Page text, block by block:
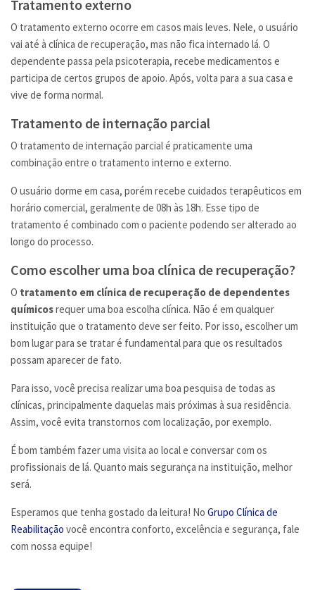
Tratamento externo
O tratamento externo ocorre em casos mais leves. Nele, o usuário
vai até à clínica de recuperação, mas não fica internado lá. O
dependente passa pela psicoterapia, recebe medicamentos e
participa de certos grupos de apoio. Após, volta para a sua casa e
vive de forma normal.
Tratamento de internação parcial
O tratamento de internação parcial é praticamente uma
combinação entre o tratamento interno e externo.
O usuário dorme em casa, porém recebe cuidados terapêuticos em
horário comercial, geralmente de 08h às 18h. Esse tipo de
tratamento é combinado com o paciente podendo ser alterado ao
longo do processo.
Como escolher uma boa clínica de recuperação?
O tratamento em clínica de recuperação de dependentes
químicosrequer uma boa escolha clínica. Não é em qualquer
instituição que o tratamento deve ser feito. Por isso, escolher um
bom lugar para se tratar é fundamental para que os resultados
possam aparecer de fato.
Para isso, você precisa realizar uma boa pesquisa de todas as
clínicas, principalmente daquelas mais próximas à sua residência.
Assim, você evita transtornos com localização, por exemplo.
É bom também fazer uma visita ao local e conversar com os
profissionais de lá. Quanto mais segurança na instituição, melhor
será.
Esperamos que tenha gostado da leitura! No Grupo Clínica de
Reabilitação você encontra conforto, excelência e segurança, fale
com nossa equipe!